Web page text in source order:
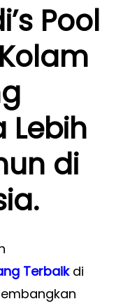
Pool
Lebih
di
Terbaik di